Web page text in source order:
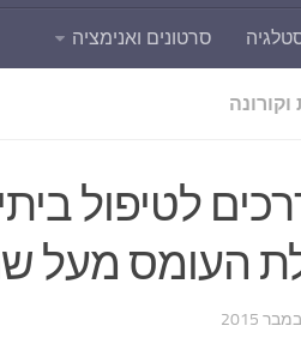
סרטונים ואנימציה
לטיפול
העומס מעל